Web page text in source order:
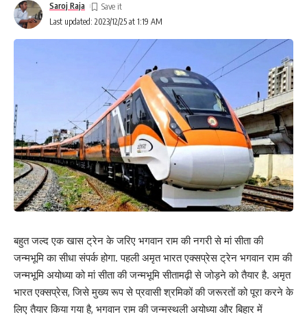
Last updated: 2023/12/25 at 1:19 AM
Saroj Raja
बहुत जल्द एक खास ट्रेन के जरिए भगवान राम की नगरी से मां सीता की
जन्मभूमि का सीधा संपर्क होगा. पहली अमृत भारत एक्सप्रेस ट्रेन भगवान राम की
जन्मभूमि अयोध्या को मां सीता की जन्मभूमि सीतामढ़ी से जोड़ने को तैयार है. अमृत
भारत एक्सप्रेस, जिसे मुख्य रूप से प्रवासी श्रमिकों की जरूरतों को पूरा करने के
लिए तैयार किया गया है, भगवान राम की जन्मस्थली अयोध्या और बिहार में